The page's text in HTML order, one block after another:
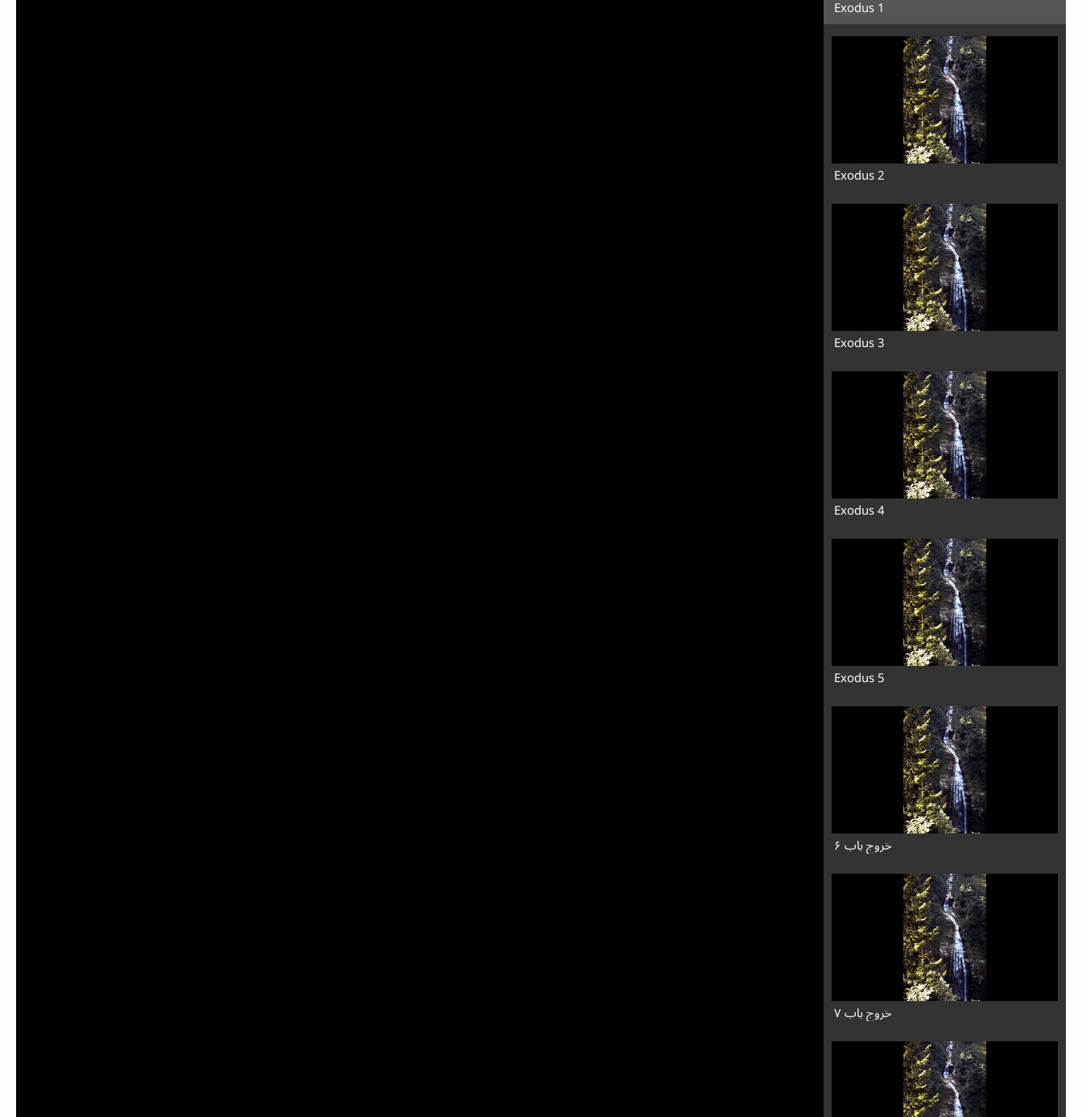
Exodus 1
Exodus 2
Exodus 3
Exodus 4
Exodus 5
خروج باب ۶
خروج باب ۷